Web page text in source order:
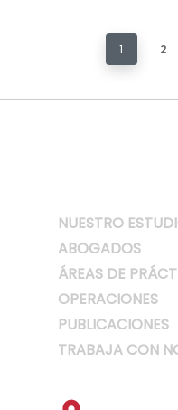
1 2
NUESTRO
ABOGADOS
ÁREAS DE
OPERACIONES
PUBLICACIONES
TRABAJA CON